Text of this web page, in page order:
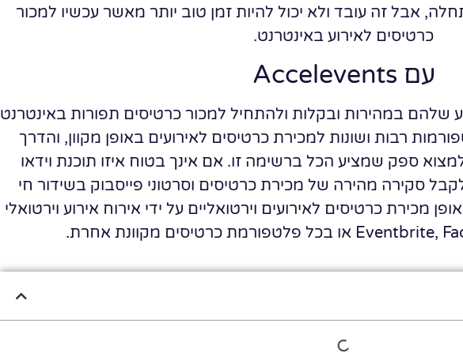
אבל זה עובד ולא יכול להיות זמן טוב יותר מאשר עכשיו למכור
כרטיסים לאירוע באינטרנט.
עם Accelevents
שלהם במהירות ובקלות ולהתחיל למכור כרטיסים תפורות באינטרנט
רבות ושונות למכירת כרטיסים לאירועים באופן מקוון, והדרך
ספק שמציע הכל ברשימה זו. אם אינך בטוח איזו תוכנת וידאו
סקירה מהירה של מכירת כרטיסים וסרטוני פייסבוק בשידור חי
מכירת כרטיסים לאירועים וירטואליים על ידי אירוח אירוע וירטואלי